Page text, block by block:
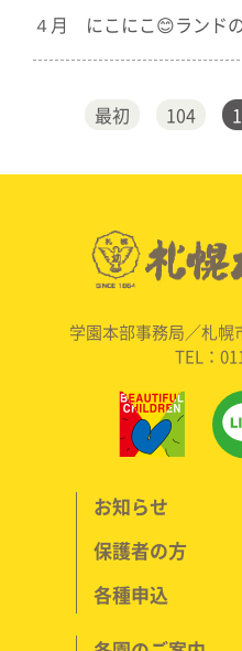
４月 にこにこ😊ランド
最初 104
学園本部事務局／札幌
TEL：
お知らせ
保護者の方
各種申込